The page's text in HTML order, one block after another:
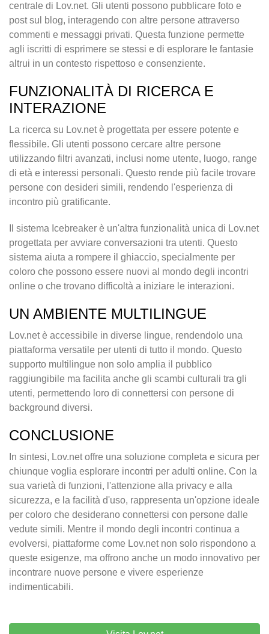
centrale di Lov.net. Gli utenti possono pubblicare foto e
post sul blog, interagendo con altre persone attraverso
commenti e messaggi privati. Questa funzione permette
agli iscritti di esprimere se stessi e di esplorare le fantasie
altrui in un contesto rispettoso e consenziente.
FUNZIONALITÀ DI RICERCA E
INTERAZIONE
La ricerca su Lov.net è progettata per essere potente e
flessibile. Gli utenti possono cercare altre persone
utilizzando filtri avanzati, inclusi nome utente, luogo, range
di età e interessi personali. Questo rende più facile trovare
persone con desideri simili, rendendo l'esperienza di
incontro più gratificante.
Il sistema Icebreaker è un'altra funzionalità unica di Lov.net
progettata per avviare conversazioni tra utenti. Questo
sistema aiuta a rompere il ghiaccio, specialmente per
coloro che possono essere nuovi al mondo degli incontri
online o che trovano difficoltà a iniziare le interazioni.
UN AMBIENTE MULTILINGUE
Lov.net è accessibile in diverse lingue, rendendolo una
piattaforma versatile per utenti di tutto il mondo. Questo
supporto multilingue non solo amplia il pubblico
raggiungibile ma facilita anche gli scambi culturali tra gli
utenti, permettendo loro di connettersi con persone di
background diversi.
CONCLUSIONE
In sintesi, Lov.net offre una soluzione completa e sicura per
chiunque voglia esplorare incontri per adulti online. Con la
sua varietà di funzioni, l'attenzione alla privacy e alla
sicurezza, e la facilità d'uso, rappresenta un'opzione ideale
per coloro che desiderano connettersi con persone dalle
vedute simili. Mentre il mondo degli incontri continua a
evolversi, piattaforme come Lov.net non solo rispondono a
queste esigenze, ma offrono anche un modo innovativo per
incontrare nuove persone e vivere esperienze
indimenticabili.